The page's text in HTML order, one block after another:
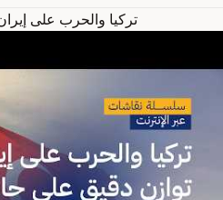
تركيا والحرب على